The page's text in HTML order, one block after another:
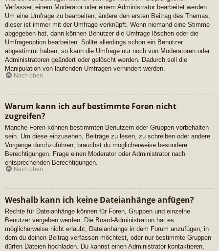
Verfasser, einem Moderator oder einem Administrator bearbeitet werden.
Um eine Umfrage zu bearbeiten, ändere den ersten Beitrag des Themas;
dieser ist immer mit der Umfrage verknüpft. Wenn niemand eine Stimme
abgegeben hat, dann können Benutzer die Umfrage löschen oder die
Umfrageoption bearbeiten. Sollte allerdings schon ein Benutzer
abgestimmt haben, so kann die Umfrage nur noch von Moderatoren oder
Administratoren geändert oder gelöscht werden. Dadurch soll die
Manipulation von laufenden Umfragen verhindert werden.
Nach oben
Warum kann ich auf bestimmte Foren nicht
zugreifen?
Manche Foren können bestimmten Benutzern oder Gruppen vorbehalten
sein. Um diese einzusehen, Beiträge zu lesen, zu schreiben oder andere
Vorgänge durchzuführen, brauchst du möglicherweise besondere
Berechtigungen. Frage einen Moderator oder Administrator nach
entsprechenden Berechtigungen.
Nach oben
Weshalb kann ich keine Dateianhänge anfügen?
Rechte für Dateianhänge können für Foren, Gruppen und einzelne
Benutzer vergeben werden. Die Board-Administration hat es
möglicherweise nicht erlaubt, Dateianhänge in dem Forum anzufügen, in
dem du deinen Beitrag verfassen möchtest, oder nur bestimmte Gruppen
dürfen Dateien hochladen. Du kannst einen Administrator kontaktieren,